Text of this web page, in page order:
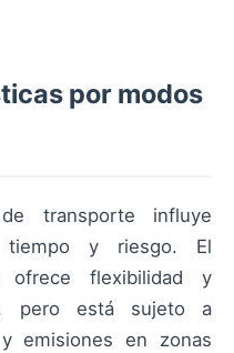
por modos
transporte influye
tiempo y riesgo. El
ofrece flexibilidad y
pero está sujeto a
emisiones en zonas